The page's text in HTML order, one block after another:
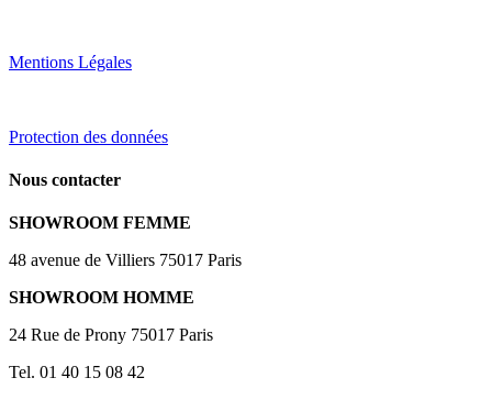
Mentions Légales
Protection des données
Nous contacter
SHOWROOM FEMME
48 avenue de Villiers 75017 Paris
SHOWROOM HOMME
24 Rue de Prony 75017 Paris
Tel. 01 40 15 08 42